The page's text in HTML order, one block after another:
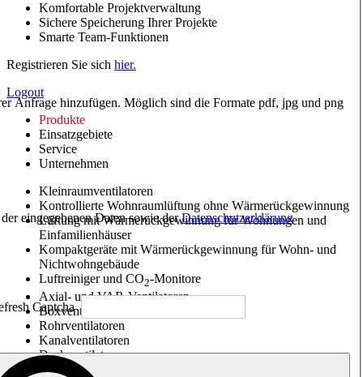
Komfortable Projektverwaltung
Sichere Speicherung Ihrer Projekte
Smarte Team-Funktionen
Registrieren Sie sich hier.
Logout
Produkte
Einsatzgebiete
Service
Unternehmen
Kleinraumventilatoren
Kontrollierte Wohnraumlüftung ohne Wärmerückgewinnung
Lüftung mit Wärmerückgewinnung für Wohnungen und
Einfamilienhäuser
Kompaktgeräte mit Wärmerückgewinnung für Wohn- und
Nichtwohngebäude
Luftreiniger und CO2-Monitore
Axial- und VAR-Ventilatoren
Boxventilatoren
Rohrventilatoren
Kanalventilatoren
Dachventilatoren
Entrauchung, Rauchfreihaltung und Garagenlüftung
Anfrage hinzufügen. Möglich sind die Formate pdf, jpg und png
eingegebenen Daten sowie derDatenschutzerklärung